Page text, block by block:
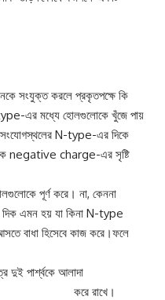
সংযুক্ত করলে প্রকৃতপক্ষে কি
এর মধ্যে হোলগুলোকে খুঁজে পায়
N-type-এর দিকে
negative charge-এর সৃষ্টি
পূর্ণ করে। না, কেননা
দিক এমন হয় যা কিনা N-type
বাধা হিসেবে কাজ করে।ফলে
দুই পার্শ্বকে আলাদা
করে রাখে।